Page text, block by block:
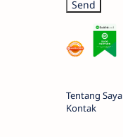
Tentang Saya
Kontak